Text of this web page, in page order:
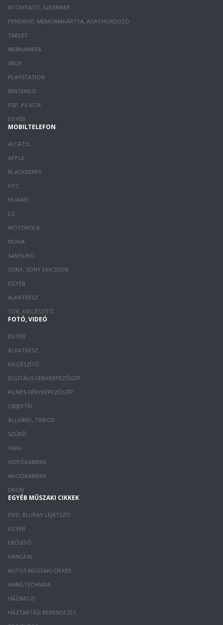
NYOMTATÓ, SZKENNER
PENDRIVE, MEMÓRIAKÁRTYA, ADATHORDOZÓ
TABLET
WEBKAMERA
XBOX
PLAYSTATION
NINTENDO
PSP, PS VITA
EGYÉB
MOBILTELEFON
ALCATEL
APPLE
BLACKBERRY
HTC
HUAWEI
LG
MOTOROLA
NOKIA
SAMSUNG
SONY, SONY ERICSSON
EGYÉB
ALKATRÉSZ
TOK, KIEGÉSZÍTŐ
FOTÓ, VIDEÓ
EGYÉB
ALKATRÉSZ
KIEGÉSZÍTŐ
DIGITÁLIS FÉNYKÉPEZŐGÉP
FILMES FÉNYKÉPEZŐGÉP
OBJEKTÍV
ÁLLVÁNY, TRIPOD
SZŰRŐ
VAKU
VIDEÓKAMERA
AKCIÓKAMERA
DRÓN
EGYÉB MŰSZAKI CIKKEK
DVD, BLURAY LEJÁTSZÓ
EGYÉB
ERŐSÍTŐ
HANGFAL
AUTÓS MŰSZAKI CIKKEK
HANGTECHNIKA
HÁZIMOZI
HÁZTARTÁSI BERENDEZÉS